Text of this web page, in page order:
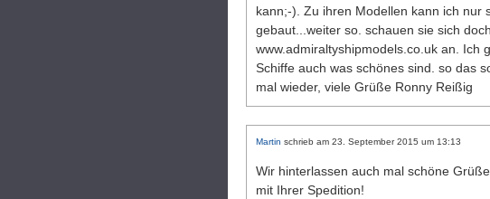
kann;-). Zu ihren Modellen kann ich nur
gebaut...weiter so. schauen sie sich
www.admiraltyshipmodels.co.uk an. Ich
Schiffe auch was schönes sind. so das
mal wieder, viele Grüße Ronny Reißig
Martin schrieb am 23. September 2015 um 13:13
Wir hinterlassen auch mal schöne
mit Ihrer Spedition!